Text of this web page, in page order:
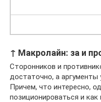
↑ Макролайн: за и
Сторонников и
достаточно, а аргументы
Причем, что интересно,
позиционироваться и